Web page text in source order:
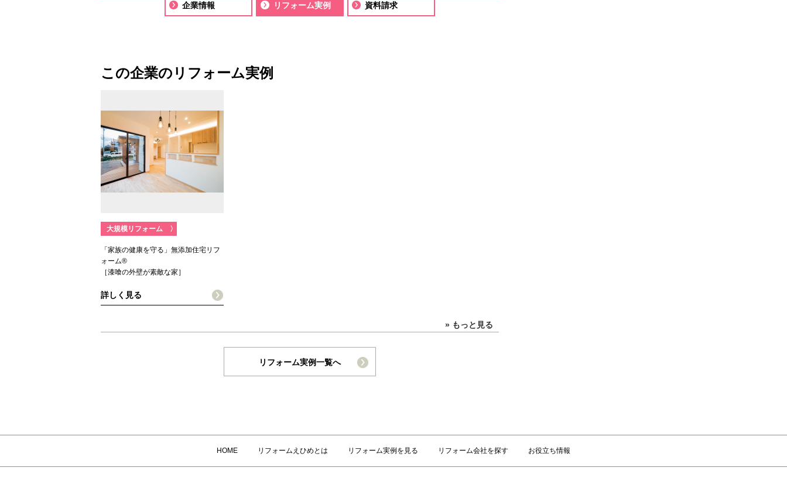
企業情報 リフォーム実例 資料請求
この企業のリフォーム実例
大規模リフォーム 〉
「家族の健康を守る」無添加住宅リフ
ォーム®
［漆喰の外壁が素敵な家］
詳しく見る
» もっと見る
リフォーム実例一覧へ
HOME リフォームえひめとは リフォーム実例を見る リフォーム会社を探す お役立ち情報